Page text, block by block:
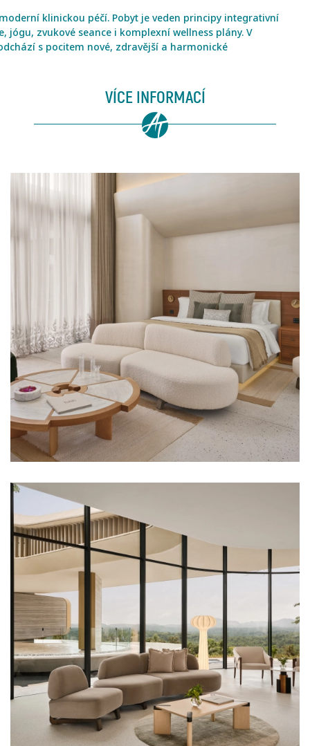
klinickou péčí. Pobyt je veden principy integrativní
zvukové seance i komplexní wellness plány. V
s pocitem nové, zdravější a harmonické
VÍCE INFORMACÍ